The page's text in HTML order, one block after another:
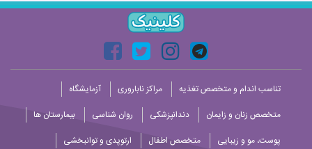
تناسب اندام و متخصص تغذیه مراکز ناباروری
آزمایشگاه
متخصص زنان و زایمان
دندانپزشکی روان شناسی
بیمارستان ها
پوست، مو و زیبایی
متخصص اطفال
ارتوپدی و توانبخشی